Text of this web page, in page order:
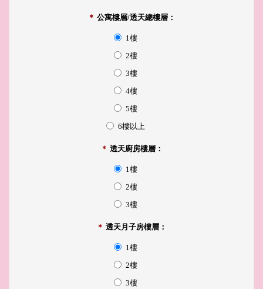
＊ 公寓樓層/透天總樓層：
1樓
2樓
3樓
4樓
5樓
6樓以上
＊ 透天廚房樓層：
1樓
2樓
3樓
＊ 透天月子房樓層：
1樓
2樓
3樓